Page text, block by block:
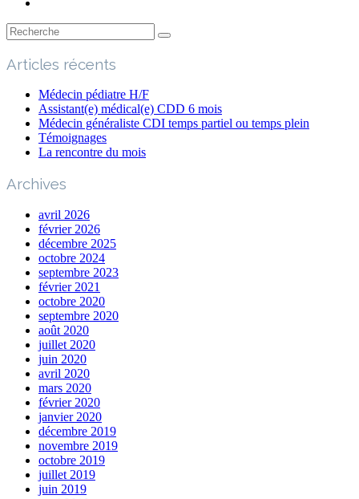
Articles récents
Médecin pédiatre H/F
Assistant(e) médical(e) CDD 6 mois
Médecin généraliste CDI temps partiel ou temps plein
Témoignages
La rencontre du mois
Archives
avril 2026
février 2026
décembre 2025
octobre 2024
septembre 2023
février 2021
octobre 2020
septembre 2020
août 2020
juillet 2020
juin 2020
avril 2020
mars 2020
février 2020
janvier 2020
décembre 2019
novembre 2019
octobre 2019
juillet 2019
juin 2019